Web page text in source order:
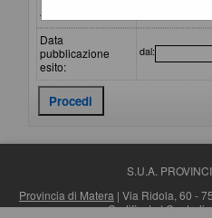
Aggiudicatario:
Data
pubblicazione
esito:
dal:
S.U.A.
Provincia di Matera | Via Ridola, 60 -
Certificata|